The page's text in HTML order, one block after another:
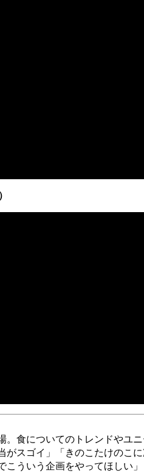
。食についてのトレンドやユ
スゴイ」「きのこたけのこ
こういう企画をやってほしい